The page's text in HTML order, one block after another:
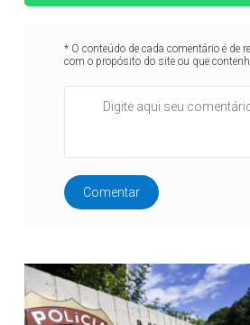
* O conteúdo de cada comentário é de
com o propósito do site ou que
Comentar